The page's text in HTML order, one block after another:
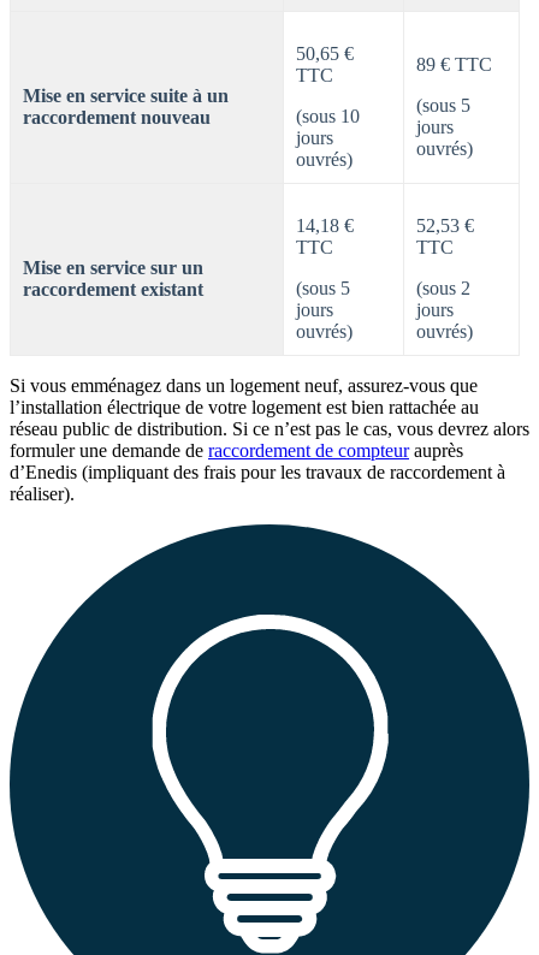
Mise en service suite à un
raccordement nouveau
50,65 €
TTC
(sous 10
jours
ouvrés)
89 € TTC
(sous 5
jours
ouvrés)
Mise en service sur un
raccordement existant
14,18 €
TTC
(sous 5
jours
ouvrés)
52,53 €
TTC
(sous 2
jours
ouvrés)
Si vous emménagez dans un logement neuf, assurez-vous que
l’installation électrique de votre logement est bien rattachée au
réseau public de distribution. Si ce n’est pas le cas, vous devrez alors
formuler une demande de raccordement de compteurauprès
d’Enedis (impliquant des frais pour les travaux de raccordement à
réaliser).